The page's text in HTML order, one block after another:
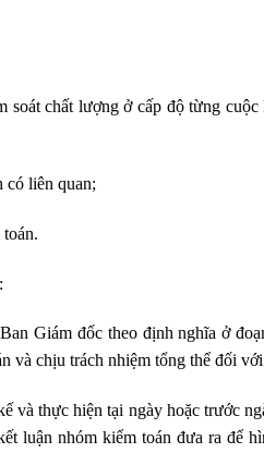
soát chất lượng ở cấp độ từng
có liên quan;
Giám đốc theo định nghĩa ở
chịu trách nhiệm tổng thể đối
thực hiện tại ngày hoặc trước
luận nhóm kiểm toán đưa ra để